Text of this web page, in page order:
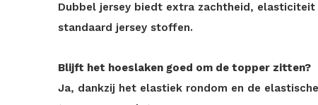
Dubbel jersey biedt extra zachtheid, elasticiteit
standaard jersey stoffen.
Blijft het hoeslaken goed om de topper zitten?
Ja, dankzij het elastiek rondom en de